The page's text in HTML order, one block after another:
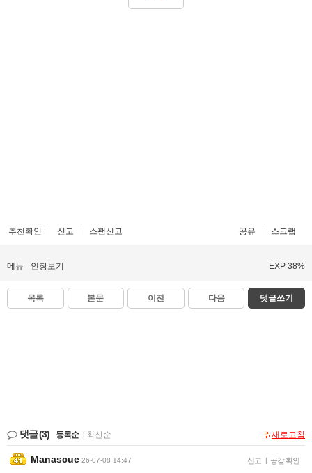
추천확인 신고 스팸신고 공유 스크랩
메뉴 인장보기 EXP 38%
목록 본문 이전 다음 댓글쓰기
댓글(3) 등록순 최신순 새로고침
Manascue 26-07-08 14:47 신고 | 공감 확인